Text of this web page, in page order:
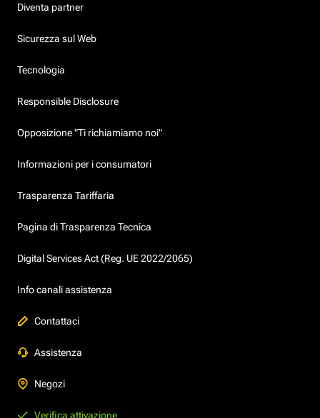
Diventa partner
Sicurezza sul Web
Tecnologia
Responsible Disclosure
Opposizione "Ti richiamiamo noi"
Informazioni per i consumatori
Trasparenza Tariffaria
Pagina di Trasparenza Tecnica
Digital Services Act (Reg. UE 2022/2065)
Info canali assistenza
Contattaci
Assistenza
Negozi
Verifica attivazione